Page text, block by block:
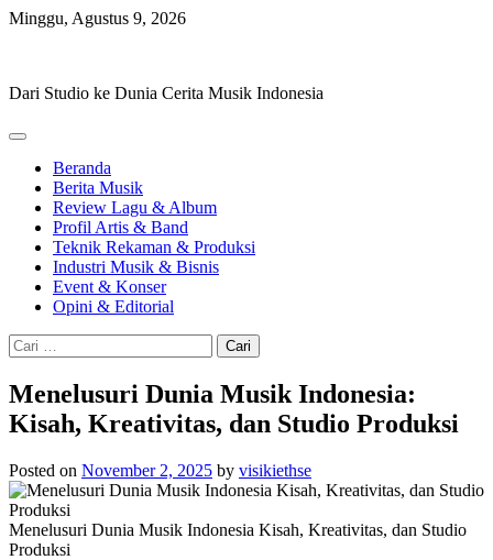
Skip
Minggu, Agustus 9, 2026
Dari Studio ke Dunia Cerita Musik Indonesia
Beranda
Berita Musik
Review Lagu & Album
Profil Artis & Band
Teknik Rekaman & Produksi
Industri Musik & Bisnis
Event & Konser
Opini & Editorial
Cari
untuk:
Menelusuri Dunia Musik Indonesia:
Kisah, Kreativitas, dan Studio Produksi
Posted on November 2, 2025 by visikiethse
Menelusuri Dunia Musik Indonesia Kisah, Kreativitas, dan Studio
Produksi